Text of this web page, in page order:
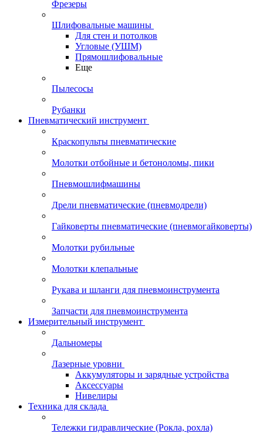
Фрезеры
Шлифовальные машины
Для стен и потолков
Угловые (УШМ)
Прямошлифовальные
Еще
Пылесосы
Рубанки
Пневматический инструмент
Краскопульты пневматические
Молотки отбойные и бетоноломы, пики
Пневмошлифмашины
Дрели пневматические (пневмодрели)
Гайковерты пневматические (пневмогайковерты)
Молотки рубильные
Молотки клепальные
Рукава и шланги для пневмоинструмента
Запчасти для пневмоинструмента
Измерительный инструмент
Дальномеры
Лазерные уровни
Аккумуляторы и зарядные устройства
Аксессуары
Нивелиры
Техника для склада
Тележки гидравлические (Рокла, рохла)